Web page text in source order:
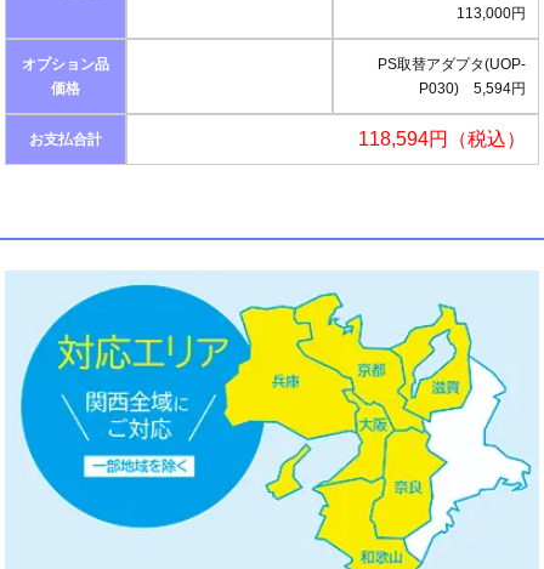
113,000円
オプション品
価格
PS取替アダプタ(UOP-
P030) 5,594円
お支払合計 118,594円（税込）